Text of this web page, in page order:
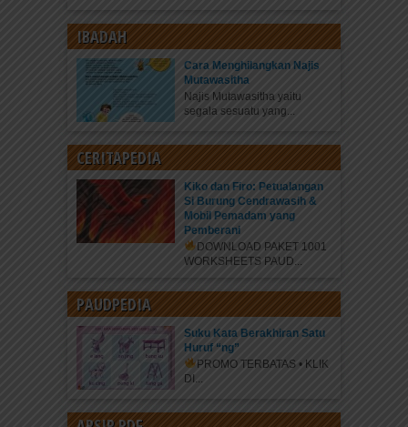
IBADAH
Cara Menghilangkan Najis
Mutawasitha
Najis Mutawasitha yaitu
segala sesuatu yang...
CERITAPEDIA
Kiko dan Firo: Petualangan
Si Burung Cendrawasih &
Mobil Pemadam yang
Pemberani
DOWNLOAD PAKET 1001
WORKSHEETS PAUD...
PAUDPEDIA
Suku Kata Berakhiran Satu
Huruf “ng”
PROMO TERBATAS • KLIK
DI...